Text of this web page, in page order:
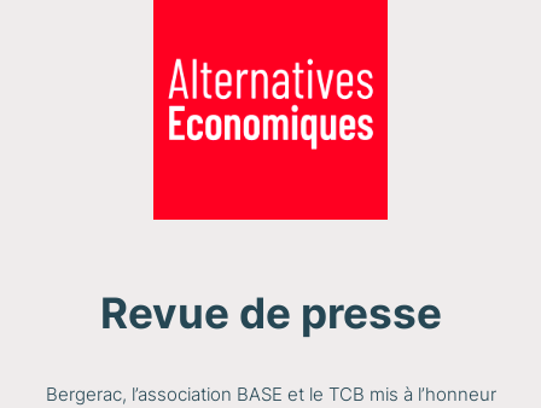
Revue de presse
Bergerac, l’association BASE et le TCB mis à l’honneur